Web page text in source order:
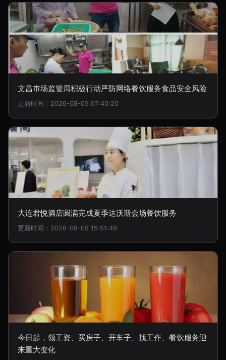
文昌市场监管局积极行动严防网络餐饮服务食品安全风险
更新时间：2026-08-05 07:40:20
大连君悦酒店圆满完成夏季达沃斯会场餐饮服务
更新时间：2026-08-05 15:51:49
今日起，领工资、买房子、开车子、找工作、餐饮服务迎
来重大变化